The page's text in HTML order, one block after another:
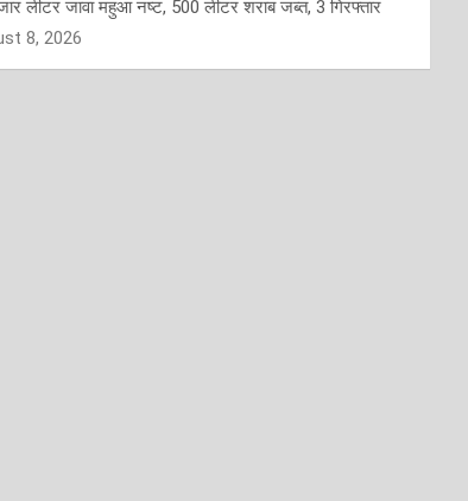
लीटर जावा महुआ नष्ट, 500 लीटर शराब जब्त, 3 गिरफ्तार
8, 2026